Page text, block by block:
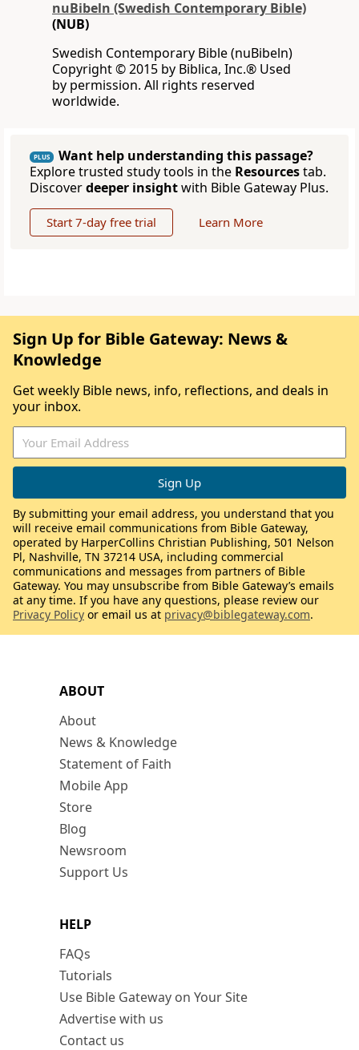
nuBibeln (Swedish Contemporary Bible)
(NUB)
Swedish Contemporary Bible (nuBibeln)
Copyright © 2015 by Biblica, Inc.® Used
by permission. All rights reserved
worldwide.
PLUS
Want help understanding this passage?
Explore trusted study tools in the Resourcestab.
Discoverdeeper insightwith Bible Gateway Plus.
Start 7-day free trial Learn More
ABOUT
About
News & Knowledge
Statement of Faith
Mobile App
Store
Blog
Newsroom
Support Us
HELP
FAQs
Tutorials
Use Bible Gateway on Your Site
Advertise with us
Contact us
Sign Up for Bible Gateway: News &
Knowledge
Get weekly Bible news, info, reflections, and deals in
your inbox.
By submitting your email address, you understand that you
will receive email communications from Bible Gateway,
operated by HarperCollins Christian Publishing, 501 Nelson
Pl, Nashville, TN 37214 USA, including commercial
communications and messages from partners of Bible
Gateway. You may unsubscribe from Bible Gateway’s emails
at any time. If you have any questions, please review our
Privacy Policy or email us at privacy@biblegateway.com.